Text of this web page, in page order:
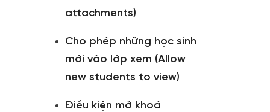
attachments)
Cho phép những học sinh
mới vào lớp xem (Allow
new students to view)
Điều kiện mở khoá